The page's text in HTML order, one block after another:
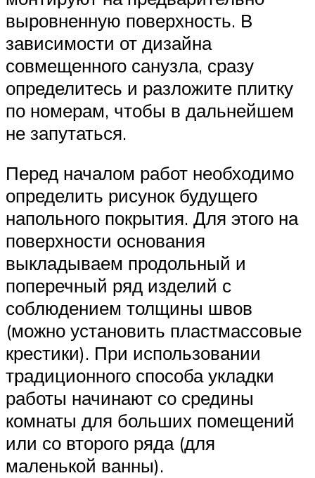
выровненную поверхность. В
зависимости от дизайна
совмещенного санузла, сразу
определитесь и разложите плитку
по номерам, чтобы в дальнейшем
не запутаться.
Перед началом работ необходимо
определить рисунок будущего
напольного покрытия. Для этого на
поверхности основания
выкладываем продольный и
поперечный ряд изделий с
соблюдением толщины швов
(можно установить пластмассовые
крестики). При использовании
традиционного способа укладки
работы начинают со средины
комнаты для больших помещений
или со второго ряда (для
маленькой ванны).